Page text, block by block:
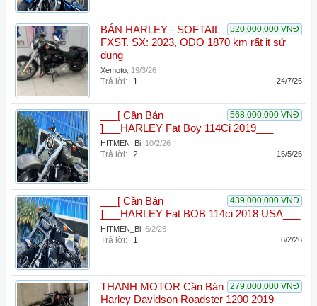
520,000,000 VNĐ
BÁN HARLEY - SOFTAIL
FXST. SX: 2023, ODO 1870 km rất it sử
dụng
Xemoto 19/3/26
Trả lời: 1 24/7/26
568,000,000 VNĐ
___[ Cần Bán
]___HARLEY Fat Boy 114Ci 2019___
HITMEN_Bi 10/2/26
Trả lời: 2 16/5/26
439,000,000 VNĐ
___[ Cần Bán
]___HARLEY Fat BOB 114ci 2018 USA___
HITMEN_Bi 6/2/26
Trả lời: 1 6/2/26
279,000,000 VNĐ
THANH MOTOR Cần Bán
Harley Davidson Roadster 1200 2019